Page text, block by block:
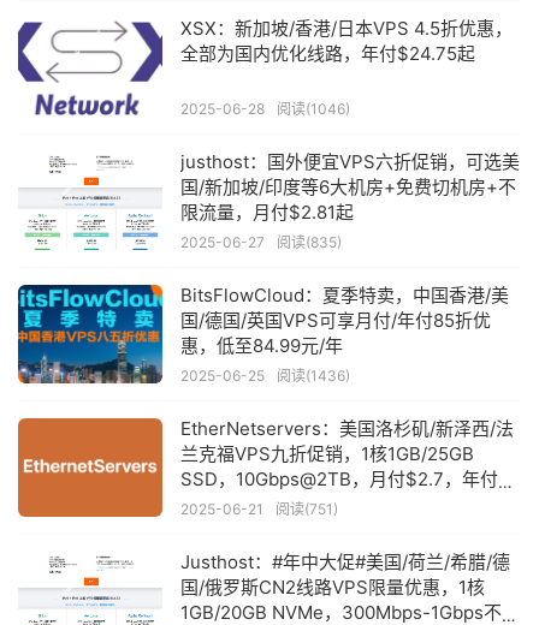
XSX：新加坡/香港/日本VPS 4.5折优惠，
全部为国内优化线路，年付$24.75起
2025-06-28 阅读(1046)
justhost：国外便宜VPS六折促销，可选美
国/新加坡/印度等6大机房+免费切机房+不
限流量，月付$2.81起
2025-06-27 阅读(835)
BitsFlowCloud：夏季特卖，中国香港/美
国/德国/英国VPS可享月付/年付85折优
惠，低至84.99元/年
2025-06-25 阅读(1436)
EtherNetservers：美国洛杉矶/新泽西/法
兰克福VPS九折促销，1核1GB/25GB
SSD，10Gbps@2TB，月付$2.7，年付
$27
2025-06-21 阅读(751)
Justhost：#年中大促#美国/荷兰/希腊/德
国/俄罗斯CN2线路VPS限量优惠，1核
1GB/20GB NVMe，300Mbps-1Gbps不限